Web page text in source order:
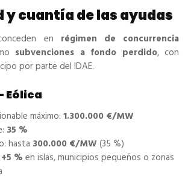
y cuantía de las ayudas
en régimen de concurrencia
subvenciones a fondo perdido, con
por parte del IDAE.
Eólica
máximo: 1.300.000 €/MW
35 %
hasta 300.000 €/MW (35 %)
+5 % en islas, municipios pequeños o zonas